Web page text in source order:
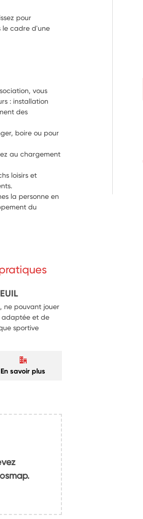
pour
le cadre d'une
vous
: installation
des
boire ou pour
au chargement
loisirs et
la personne en
du
ne pouvant jouer
adaptée et de
sportive
En savoir plus